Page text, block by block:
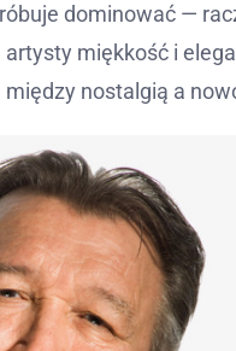
dominować —
miękkość i
nostalgią a